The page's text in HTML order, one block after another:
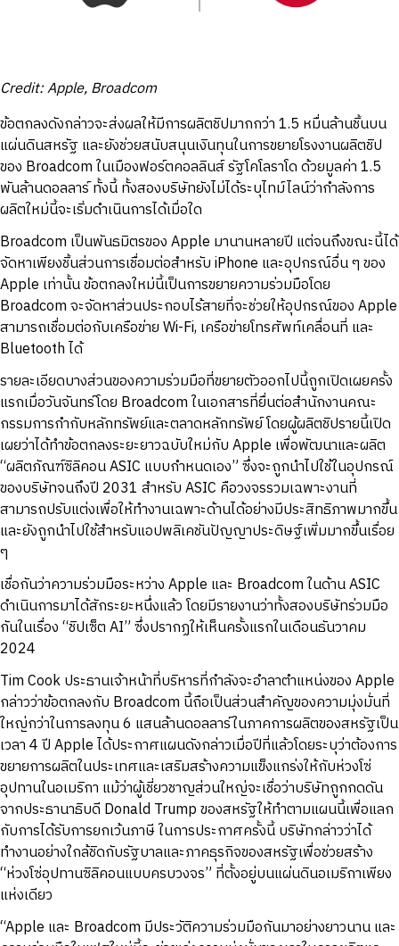
Credit: Apple, Broadcom
ข้อตกลงดังกล่าวจะส่งผลให้มีการผลิตชิปมากกว่า 1.5 หมื่นล้านชิ้นบน
แผ่นดินสหรัฐ และยังช่วยสนับสนุนเงินทุนในการขยายโรงงานผลิตชิป
ของ Broadcom ในเมืองฟอร์ตคอลลินส์ รัฐโคโลราโด ด้วยมูลค่า 1.5
พันล้านดอลลาร์ ทั้งนี้ ทั้งสองบริษัทยังไม่ได้ระบุไทม์ไลน์ว่ากำลังการ
ผลิตใหม่นี้จะเริ่มดำเนินการได้เมื่อใด
Broadcom เป็นพันธมิตรของ Apple มานานหลายปี แต่จนถึงขณะนี้ได้
จัดหาเพียงชิ้นส่วนการเชื่อมต่อสำหรับ iPhone และอุปกรณ์อื่น ๆ ของ
Apple เท่านั้น ข้อตกลงใหม่นี้เป็นการขยายความร่วมมือโดย
Broadcom จะจัดหาส่วนประกอบไร้สายที่จะช่วยให้อุปกรณ์ของ Apple
สามารถเชื่อมต่อกับเครือข่าย Wi-Fi, เครือข่ายโทรศัพท์เคลื่อนที่ และ
Bluetooth ได้
รายละเอียดบางส่วนของความร่วมมือที่ขยายตัวออกไปนี้ถูกเปิดเผยครั้ง
แรกเมื่อวันจันทร์โดย Broadcom ในเอกสารที่ยื่นต่อสำนักงานคณะ
กรรมการกำกับหลักทรัพย์และตลาดหลักทรัพย์ โดยผู้ผลิตชิปรายนี้เปิด
เผยว่าได้ทำข้อตกลงระยะยาวฉบับใหม่กับ Apple เพื่อพัฒนาและผลิต
“ผลิตภัณฑ์ซิลิคอน ASIC แบบกำหนดเอง” ซึ่งจะถูกนำไปใช้ในอุปกรณ์
ของบริษัทจนถึงปี 2031 สำหรับ ASIC คือวงจรรวมเฉพาะงานที่
สามารถปรับแต่งเพื่อให้ทำงานเฉพาะด้านได้อย่างมีประสิทธิภาพมากขึ้น
และยังถูกนำไปใช้สำหรับแอปพลิเคชันปัญญาประดิษฐ์เพิ่มมากขึ้นเรื่อย
ๆ
เชื่อกันว่าความร่วมมือระหว่าง Apple และ Broadcom ในด้าน ASIC
ดำเนินการมาได้สักระยะหนึ่งแล้ว โดยมีรายงานว่าทั้งสองบริษัทร่วมมือ
กันในเรื่อง “ชิปเซ็ต AI” ซึ่งปรากฏให้เห็นครั้งแรกในเดือนธันวาคม
2024
Tim Cook ประธานเจ้าหน้าที่บริหารที่กำลังจะอำลาตำแหน่งของ Apple
กล่าวว่าข้อตกลงกับ Broadcom นี้ถือเป็นส่วนสำคัญของความมุ่งมั่นที่
ใหญ่กว่าในการลงทุน 6 แสนล้านดอลลาร์ในภาคการผลิตของสหรัฐเป็น
เวลา 4 ปี Apple ได้ประกาศแผนดังกล่าวเมื่อปีที่แล้วโดยระบุว่าต้องการ
ขยายการผลิตในประเทศและเสริมสร้างความแข็งแกร่งให้กับห่วงโซ่
อุปทานในอเมริกา แม้ว่าผู้เชี่ยวชาญส่วนใหญ่จะเชื่อว่าบริษัทถูกกดดัน
จากประธานาธิบดี Donald Trump ของสหรัฐให้ทำตามแผนนี้เพื่อแลก
กับการได้รับการยกเว้นภาษี ในการประกาศครั้งนี้ บริษัทกล่าวว่าได้
ทำงานอย่างใกล้ชิดกับรัฐบาลและภาคธุรกิจของสหรัฐเพื่อช่วยสร้าง
“ห่วงโซ่อุปทานซิลิคอนแบบครบวงจร” ที่ตั้งอยู่บนแผ่นดินอเมริกาเพียง
แห่งเดียว
“Apple และ Broadcom มีประวัติความร่วมมือกันมาอย่างยาวนาน และ